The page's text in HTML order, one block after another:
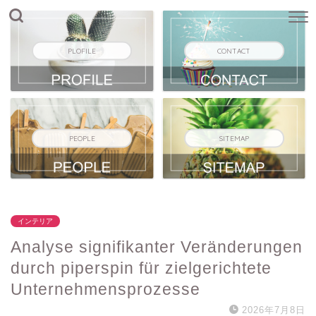
PLOFILE CONTACT
PEOPLE SITEMAP
インテリア
Analyse signifikanter Veränderungen
durch piperspin für zielgerichtete
Unternehmensprozesse
2026年7月8日